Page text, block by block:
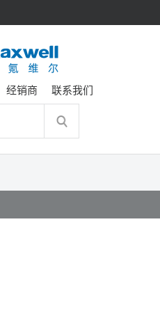
经销商 联系我们